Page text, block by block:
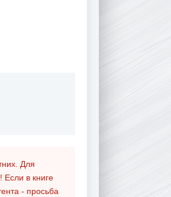
Для
Если в книге
- просьба